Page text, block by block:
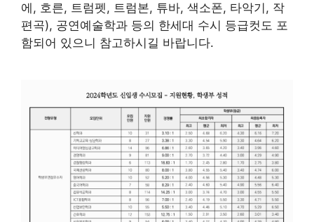
에, 호른, 트럼펫, 트럼본, 튜바, 색소폰, 타악기, 작
편곡), 공연예술학과 등의 한세대 수시 등급컷도 포
함되어 있으니 참고하시길 바랍니다.